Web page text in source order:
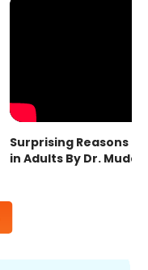
Surprising Reasons
in Adults By Dr.